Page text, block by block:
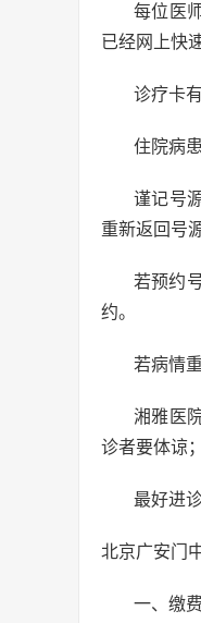
每位医
已经网上快
诊疗卡
住院病
谨记号
重新返回号
若预约
约。
若病情
湘雅医
诊者要体谅
最好进
北京广安门
一、缴费